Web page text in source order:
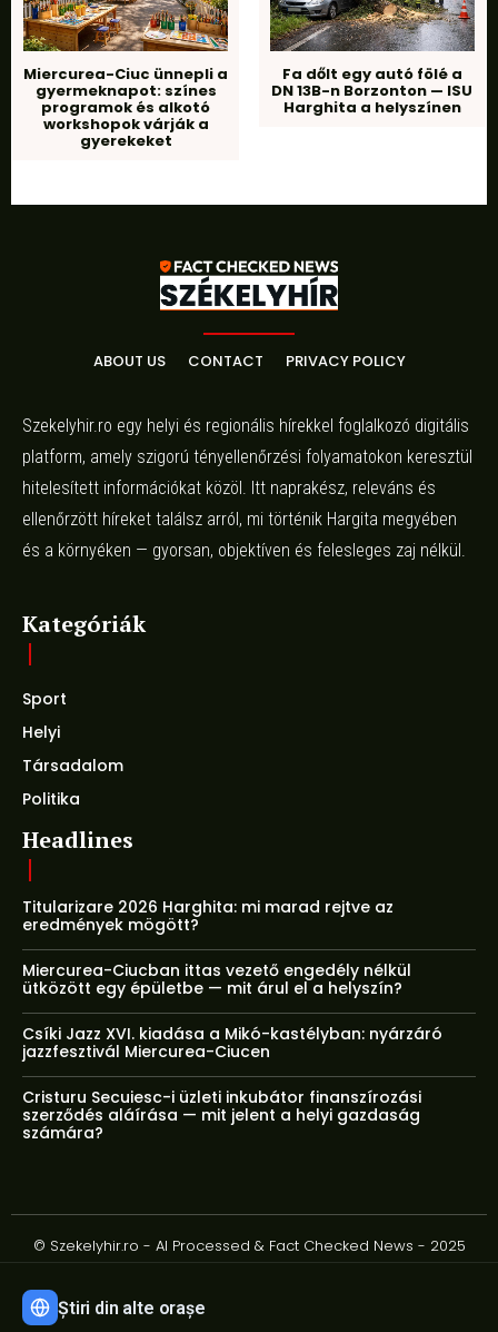
Miercurea-Ciuc ünnepli a
gyermeknapot: színes
programok és alkotó
workshopok várják a
gyerekeket
Fa dőlt egy autó fölé a
DN 13B-n Borzonton — ISU
Harghita a helyszínen
ABOUT US CONTACT PRIVACY POLICY
Szekelyhir.ro egy helyi és regionális hírekkel foglalkozó digitális
platform, amely szigorú tényellenőrzési folyamatokon keresztül
hitelesített információkat közöl. Itt naprakész, releváns és
ellenőrzött híreket találsz arról, mi történik Hargita megyében
és a környéken — gyorsan, objektíven és felesleges zaj nélkül.
Kategóriák
Sport
Helyi
Társadalom
Politika
Headlines
Titularizare 2026 Harghita: mi marad rejtve az
eredmények mögött?
Miercurea-Ciucban ittas vezető engedély nélkül
ütközött egy épületbe — mit árul el a helyszín?
Csíki Jazz XVI. kiadása a Mikó-kastélyban: nyárzáró
jazzfesztivál Miercurea-Ciucen
Cristuru Secuiesc-i üzleti inkubátor finanszírozási
szerződés aláírása — mit jelent a helyi gazdaság
számára?
© Szekelyhir.ro - AI Processed & Fact Checked News - 2025
Știri din alte orașe